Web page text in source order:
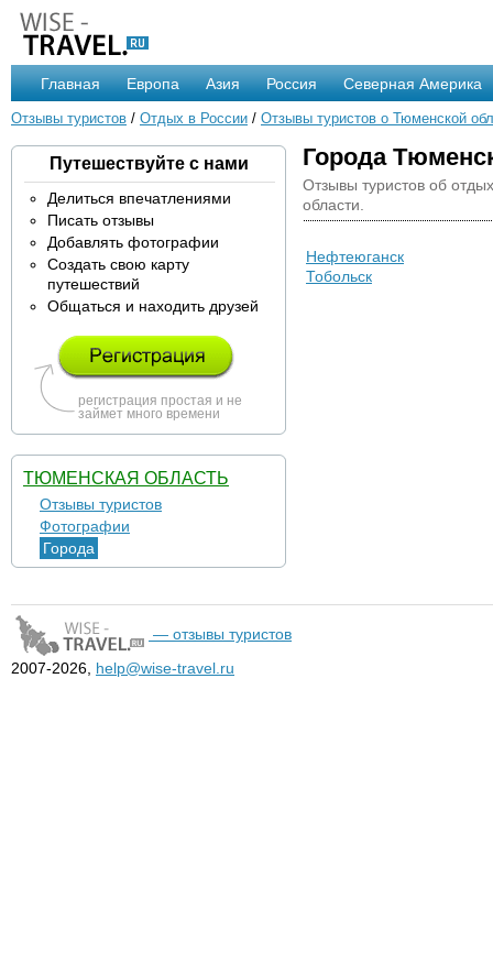
Главная Европа Азия Россия Северная Америка
Отзывы туристов / Отдых в России / Отзывы туристов о Тюменской
Путешествуйте с нами
Делиться впечатлениями
Писать отзывы
Добавлять фотографии
Создать свою карту
путешествий
Общаться и находить друзей
регистрация простая и не
займет много времени
ТЮМЕНСКАЯ ОБЛАСТЬ
Отзывы туристов
Фотографии
Города
Города
Отзывы туристов об
области.
Нефтеюганск
Тобольск
— отзывы туристов
2007-2026, help@wise-travel.ru